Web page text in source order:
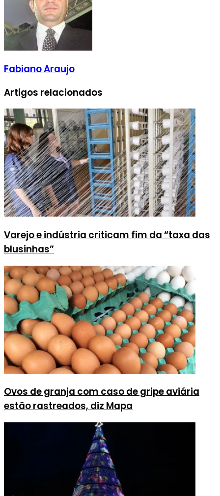
Fabiano Araujo
Artigos relacionados
Varejo e indústria criticam fim da “taxa das
blusinhas”
Ovos de granja com caso de gripe aviária
estão rastreados, diz Mapa